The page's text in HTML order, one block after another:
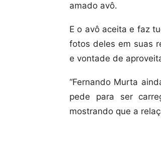
amado avô.
E o avô aceita e faz
fotos deles em suas
e vontade de
“Fernando Murta
pede para ser
mostrando que a